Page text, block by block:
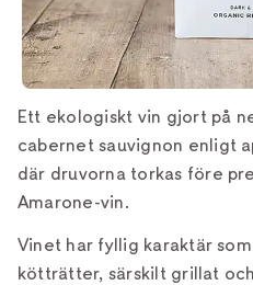
Ett ekologiskt vin gjort på
cabernet sauvignon enligt
där druvorna torkas före
Amarone-vin.
Vinet har fyllig karaktär
kötträtter, särskilt grillat